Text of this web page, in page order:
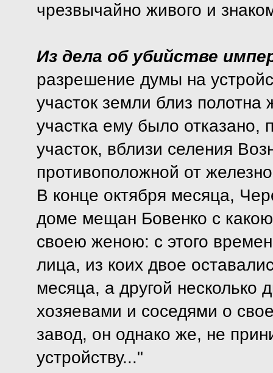
чрезвычайно живого и
Из дела об убийстве
разрешение думы на
участок земли близ полотна
участка ему было отказано,
участок, вблизи селения
противоположной от
В конце октября месяца,
доме мещан Бовенко с
своею женою: с этого
лица, из коих двое
месяца, а другой несколько
хозяевами и соседями о
завод, он однако же, не
устройству..."